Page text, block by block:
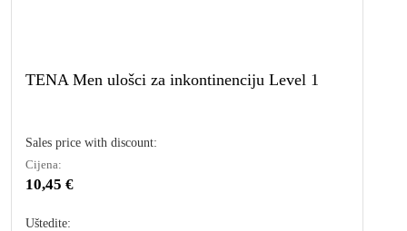
TENA Men ulošci za inkontinenciju Level 1
Sales price with discount:
Cijena:
10,45 €
Uštedite: